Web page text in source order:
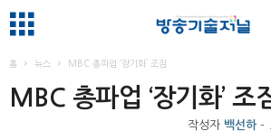
홈 뉴스 MBC 총파업 ‘장기화’ 조짐
MBC 총파업 ‘장기화’ 조
작성자 백선하 -